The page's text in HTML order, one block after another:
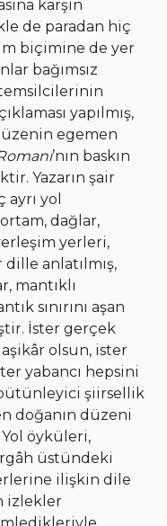
karşın
de paradan hiç
biçimine de yer
bağımsız
yapılmış,
egemen
’nın baskın
Yazarın şair
ayrı yol
dağlar,
yerleri,
anlatılmış,
mantıklı
sınırını aşan
İster gerçek
olsun, ister
yabancı hepsini
bütünleyici şiirsellik
doğanın düzeni
öyküleri,
üstündeki
ilişkin dile
izlekler